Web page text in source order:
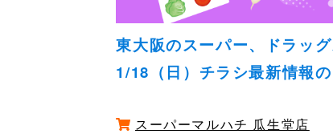
東大阪のスーパー、ドラッ
1/18（日）チラシ最新情報の
スーパーマルハチ 瓜生堂店